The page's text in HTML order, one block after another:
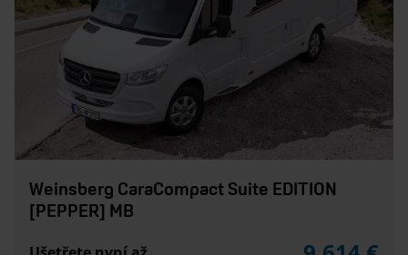
Weinsberg CaraCompact Suite EDITION
[PEPPER] MB